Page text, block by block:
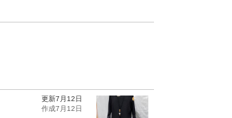
更新7月12日
作成7月12日